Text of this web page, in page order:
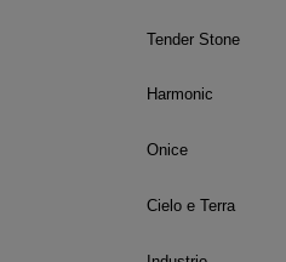
Tender Stone
Harmonic
Onice
Cielo e Terra